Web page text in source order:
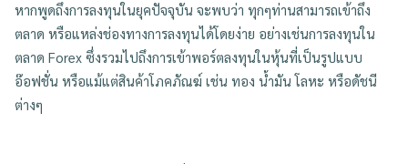
หากพูดถึงการลงทุนในยุคปัจจุบัน จะพบว่า ทุกๆท่านสามารถเข้าถึง
ตลาด หรือแหล่งช่องทางการลงทุนได้โดยง่าย อย่างเช่นการลงทุนใน
ตลาด Forex ซึ่งรวมไปถึงการเข้าพอร์ตลงทุนในหุ้นที่เป็นรูปแบบ
อ๊อฟชั่น หรือแม้แต่สินค้าโภคภัณฆ์ เช่น ทอง น้ำมัน โลหะ หรือดัชนี
ต่างๆ